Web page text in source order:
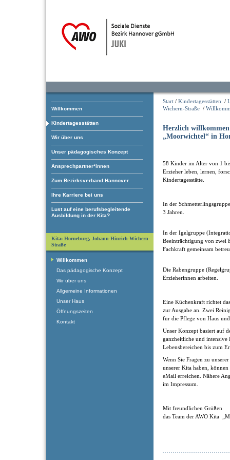
Willkommen
Kindertagesstätten
Wir über uns
Unser pädagogisches Konzept
Ansprechpartner*innen
Zum Bezirksverband Hannover
Ihre Karriere bei uns
Lust auf eine berufsbegleitende
Ausbildung in der Kita?
Start / Kindertagesstätten /
Wichern-Straße /
Herzlich
„Moorwichtel“ in
58 Kinder im Alter von 1
Erzieher leben, lernen,
Kindertagesstätte.
In der
3 Jahren.
In der Igelgruppe
Beeinträchtigung von zwei
Fachkraft gemeinsam
Die Rabengruppe
Erzieherinnen arbeiten.
Eine Küchenkraft richtet
zur Ausgabe an. Zwei
für die Pflege von Haus
Unser Konzept basiert auf
ganzheitliche und
Lebensbereichen bis zum
Wenn Sie Fragen zu
unserer Kita haben,
eMail erreichen. Nähere
im Impressum.
Mit freundlichen Grüßen
das Team der AWO Kita
Kita: Horneburg, Johann-Hinrich-Wichern-
Straße
Willkommen
Das pädagogische Konzept
Wir über uns
Allgemeine Informationen
Unser Haus
Öffnungszeiten
Kontakt